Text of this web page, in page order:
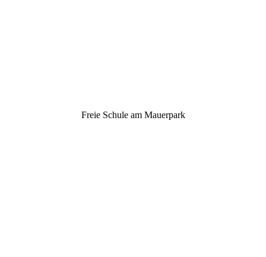
Freie Schule am Mauerpark